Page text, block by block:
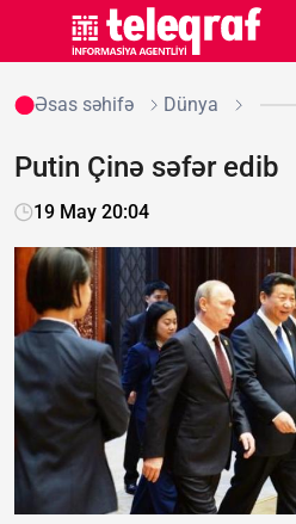
Əsas səhifə Dünya
Putin Çinə səfər edib
19 May 20:04